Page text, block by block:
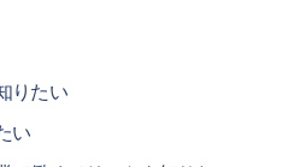
りたい
い